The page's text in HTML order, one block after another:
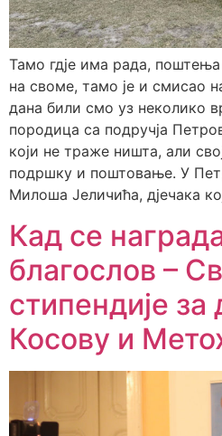
Тамо гдје има рада,
на своме, тамо је и смисао
дана били смо уз неколико
породица са подручја
који не траже ништа, али
подршку и поштовање. У
Милоша Јеличића, дјечака
Кад се
благослов –
стипендије за
Косову и